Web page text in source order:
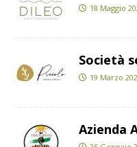
18 Maggio
Società
19 Marzo
Azienda